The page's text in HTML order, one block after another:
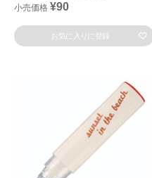
小売価格 ¥90
お気に入りに登録